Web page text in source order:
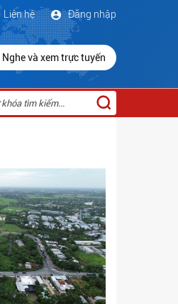
Đăng nhập
Liên hệ
Nghe và xem trực tuyến